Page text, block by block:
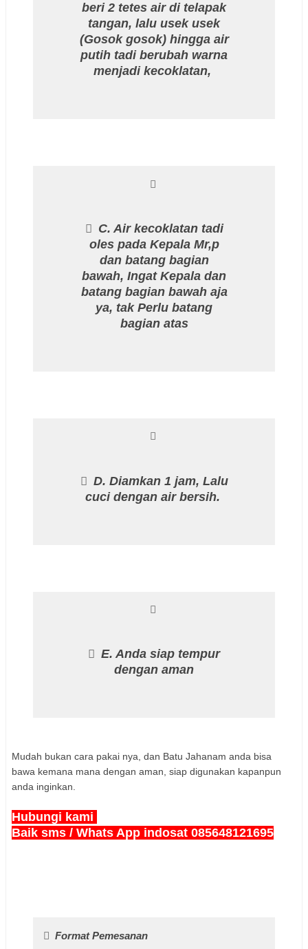
beri 2 tetes air di telapak
tangan, lalu usek usek
(Gosok gosok) hingga air
putih tadi berubah warna
menjadi kecoklatan,
C. Air kecoklatan tadi
oles pada Kepala Mr,p
dan batang bagian
bawah, Ingat Kepala dan
batang bagian bawah aja
ya, tak Perlu batang
bagian atas
D. Diamkan 1 jam, Lalu
cuci dengan air bersih.
E. Anda siap tempur
dengan aman
Mudah bukan cara pakai nya, dan Batu Jahanam anda bisa
bawa kemana mana dengan aman, siap digunakan kapanpun
anda inginkan.
Hubungi kami
Baik sms / Whats App indosat 085648121695
Format Pemesanan